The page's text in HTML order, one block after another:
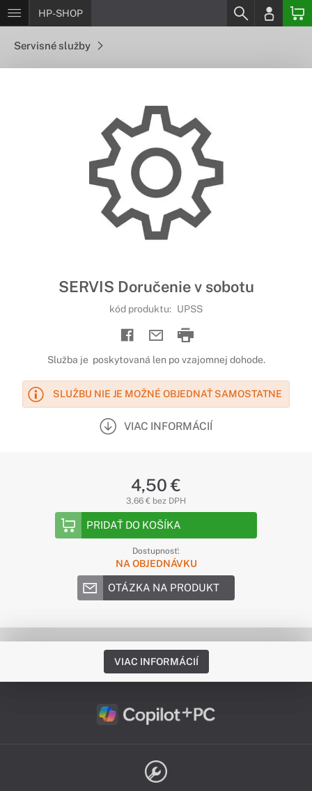
HP-SHOP
Servisné služby
SERVIS Doručenie v sobotu
kód produktu: UPSS
Služba je poskytovaná len po vzajomnej dohode.
SLUŽBU NIE JE MOŽNÉ OBJEDNAŤ SAMOSTATNE
VIAC INFORMÁCIÍ
4,50 €
3,66 € bez DPH
PRIDAŤ DO KOŠÍKA
Dostupnosť:
NA OBJEDNÁVKU
OTÁZKA NA PRODUKT
VIAC INFORMÁCIÍ